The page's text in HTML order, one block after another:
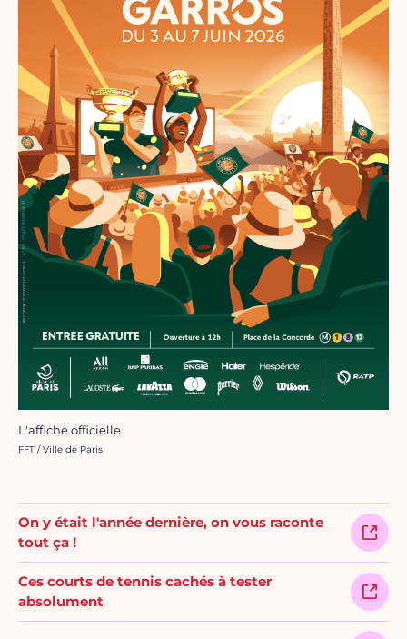
L'affiche officielle.
Crédit photo :
FFT / Ville de Paris
On y était l'année dernière, on vous raconte
tout ça !
Ces courts de tennis cachés à tester
absolument